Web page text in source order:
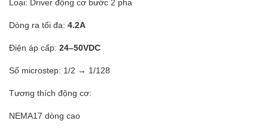
Loại: Driver động cơ bước 2 pha
Dòng ra tối đa: 4.2A
Điện áp cấp: 24–50VDC
Số microstep: 1/2 → 1/128
Tương thích động cơ:
NEMA17 dòng cao